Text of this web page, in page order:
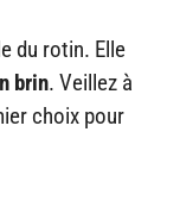
du rotin. Elle
brin. Veillez à
choix pour